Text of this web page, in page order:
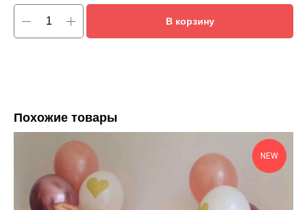
В корзину
Похожие товары
NEW